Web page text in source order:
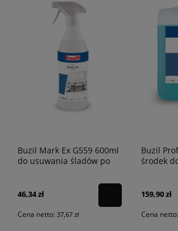
Buzil Mark Ex G559 600ml
do usuwania śladów po
46,34 zł
Cena netto: 37,67 zł
Buzil
środek
159,90 zł
Cena netto: